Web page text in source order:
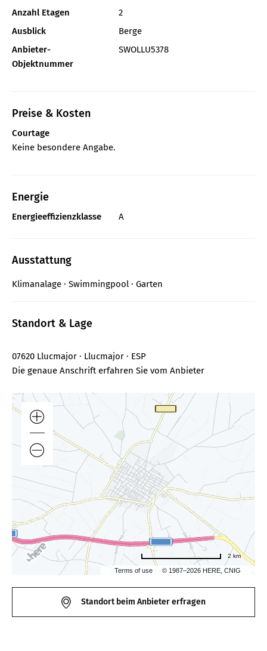
Anzahl Etagen
2
Ausblick
Berge
Anbieter-
Objektnummer
SWOLLU5378
Preise & Kosten
Courtage
Keine besondere Angabe.
Energie
Energieeffizienzklasse A
Ausstattung
Klimanalage Swimmingpool Garten
Standort & Lage
07620 Llucmajor · Llucmajor · ESP
Die genaue Anschrift erfahren Sie vom Anbieter
Terms of use © 1987–2026 HERE, CNIG
2 km
Standort beim Anbieter erfragen